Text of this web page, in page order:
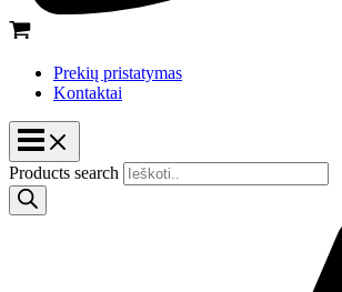
Prekių pristatymas
Kontaktai
Products search